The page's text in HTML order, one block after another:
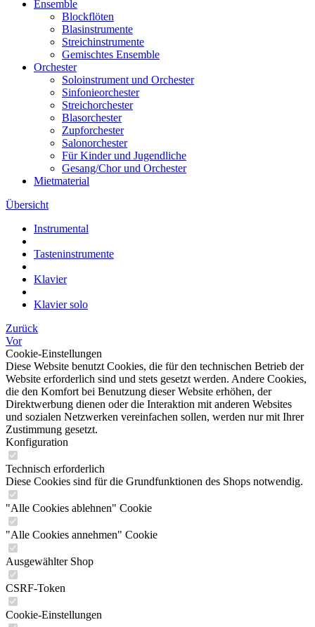
Ensemble
Blockflöten
Blasinstrumente
Streichinstrumente
Gemischtes Ensemble
Orchester
Soloinstrument und Orchester
Sinfonieorchester
Streichorchester
Blasorchester
Zupforchester
Salonorchester
Für Kinder und Jugendliche
Gesang/Chor und Orchester
Mietmaterial
Übersicht
Instrumental
Tasteninstrumente
Klavier
Klavier solo
Zurück
Vor
Cookie-Einstellungen
Diese Website benutzt Cookies, die für den technischen Betrieb der
Website erforderlich sind und stets gesetzt werden. Andere Cookies,
die den Komfort bei Benutzung dieser Website erhöhen, der
Direktwerbung dienen oder die Interaktion mit anderen Websites
und sozialen Netzwerken vereinfachen sollen, werden nur mit Ihrer
Zustimmung gesetzt.
Konfiguration
Technisch erforderlich
Diese Cookies sind für die Grundfunktionen des Shops notwendig.
"Alle Cookies ablehnen" Cookie
"Alle Cookies annehmen" Cookie
Ausgewählter Shop
CSRF-Token
Cookie-Einstellungen